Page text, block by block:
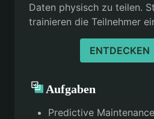
Daten physisch zu teilen.
trainieren die Teilnehmer
ENTDECKEN
Aufgaben
Predictive